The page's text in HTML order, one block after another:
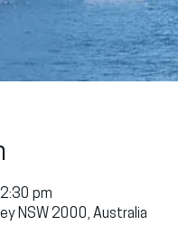
pm
NSW 2000, Australia